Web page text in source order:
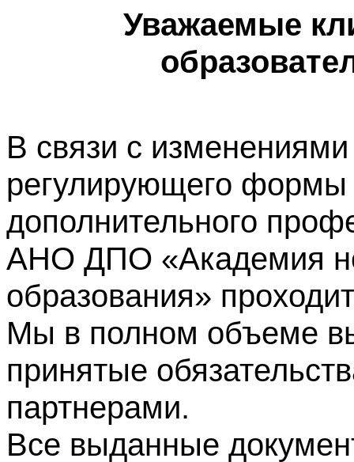
Уважаемые
В связи с изменениями
регулирующего формы
дополнительного
АНО ДПО «Академия
образования»
Мы в полном объеме
принятые
партнерами.
Все выданные